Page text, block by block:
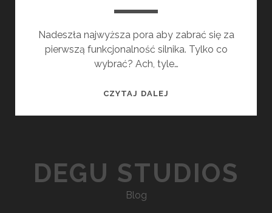
L
T
Nadeszła najwyższa pora aby zabrać się za
pierwszą funkcjonalność silnika. Tylko co
wybrać? Ach, tyle…
CZYTAJ DALEJ
F
E
DEGU STUDIOS
Blog